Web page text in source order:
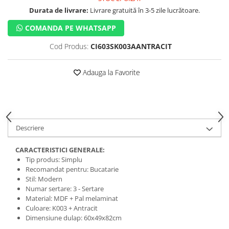
Durata de livrare: Livrare gratuită în 3-5 zile lucrătoare.
COMANDA PE WHATSAPP
Cod Produs: CI603SK003AANTRACIT
Adauga la Favorite
Descriere
CARACTERISTICI GENERALE:
Tip produs: Simplu
Recomandat pentru: Bucatarie
Stil: Modern
Numar sertare: 3 - Sertare
Material: MDF + Pal melaminat
Culoare: K003 + Antracit
Dimensiune dulap: 60x49x82cm